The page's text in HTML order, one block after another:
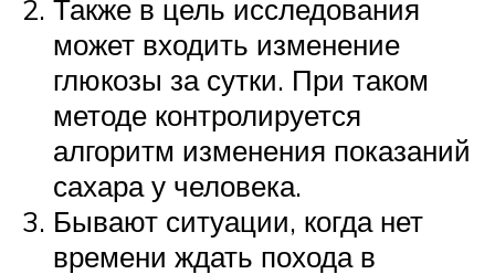
Также в цель исследования
может входить изменение
глюкозы за сутки. При таком
методе контролируется
алгоритм изменения показаний
сахара у человека.
Бывают ситуации, когда нет
времени ждать похода в